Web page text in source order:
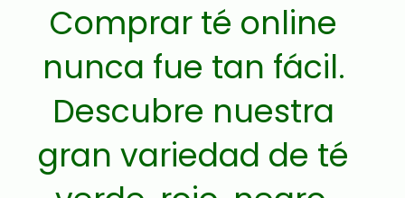
Comprar té online
nunca fue tan fácil.
Descubre nuestra
gran variedad de té